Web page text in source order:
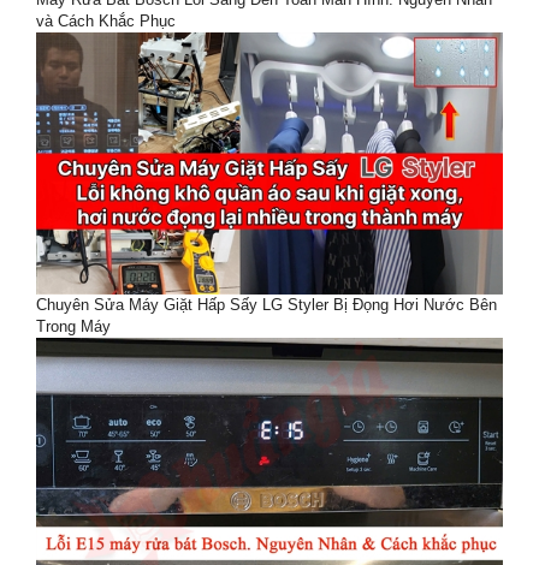
và Cách Khắc Phục
Chuyên Sửa Máy Giặt Hấp Sấy LG Styler Bị Đọng Hơi Nước Bên
Trong Máy